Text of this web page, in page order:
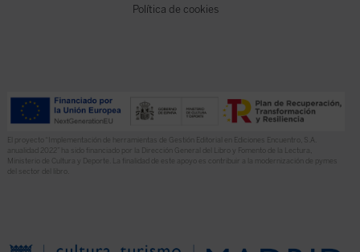
Política de cookies
El proyecto “Implementación de herramientas de Gestión Editorial en Ediciones Encuentro, S.A.
anualidad 2022” ha sido financiado por la Dirección General del Libro y Fomento de la Lectura,
Ministerio de Cultura y Deporte. La finalidad de este apoyo es contribuir a la modernización de pymes
del sector del libro.